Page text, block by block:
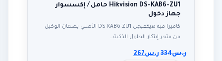
Hikvision DS-KAB6-ZU1 حامل / إكسسوار
جهاز دخول
كاميرا قبة هيكفيجن DS-KAB6-ZU1 الأصلي بضمان الوكيل
من متجر إبتكار الحلول الذكية…
ر.س334 ر.س267